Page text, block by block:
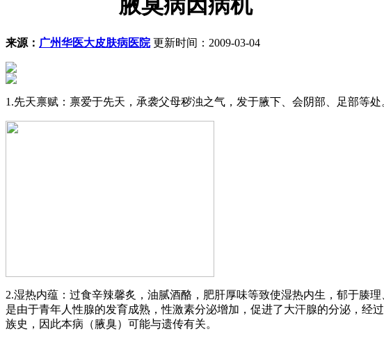
腋臭病因病机
来源： 广州华医大皮肤病医院更新时间：2009-03-04
1.先天禀赋：禀爱于先天，承袭父母秽浊之气，发于腋下、会阴部、足部等
2.湿热内蕴：过食辛辣馨炙，油腻酒酪，肥肝厚味等致使湿热内生，郁于腠
是由于青年人性腺的发育成熟，性激素分泌增加，促进了大汗腺的分泌，经
族史，因此本病（腋臭）可能与遗传有关。